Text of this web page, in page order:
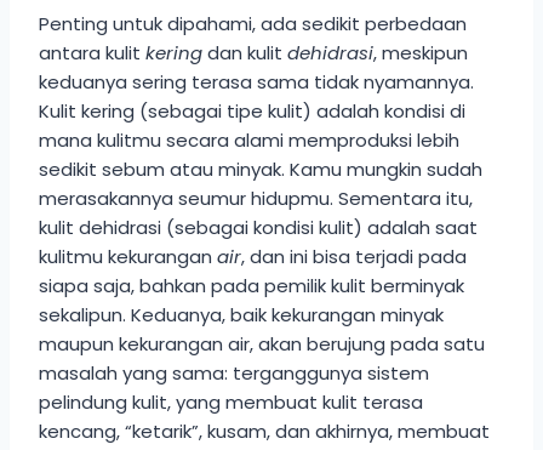
Penting untuk dipahami, ada sedikit perbedaan
antara kulit keringdan kulit dehidrasi, meskipun
keduanya sering terasa sama tidak nyamannya.
Kulit kering (sebagai tipe kulit) adalah kondisi di
mana kulitmu secara alami memproduksi lebih
sedikit sebum atau minyak. Kamu mungkin sudah
merasakannya seumur hidupmu. Sementara itu,
kulit dehidrasi (sebagai kondisi kulit) adalah saat
kulitmu kekurangan air, dan ini bisa terjadi pada
siapa saja, bahkan pada pemilik kulit berminyak
sekalipun. Keduanya, baik kekurangan minyak
maupun kekurangan air, akan berujung pada satu
masalah yang sama: terganggunya sistem
pelindung kulit, yang membuat kulit terasa
kencang, “ketarik”, kusam, dan akhirnya, membuat